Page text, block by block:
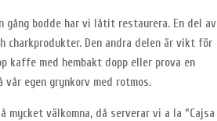
bodde har vi låtit restaurera. En del av
charkprodukter. Den andra delen är vikt för
kaffe med hembakt dopp eller prova en
egen grynkorv med rotmos.
välkomna, då serverar vi a la ”Cajsa